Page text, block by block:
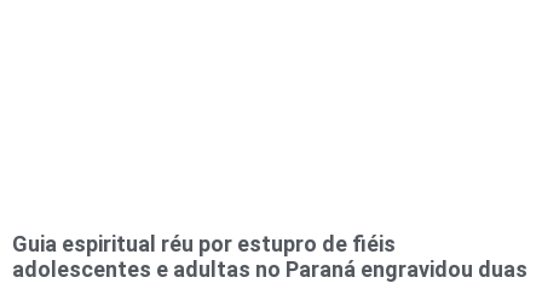
Guia espiritual réu por estupro de fiéis
adolescentes e adultas no Paraná engravidou duas